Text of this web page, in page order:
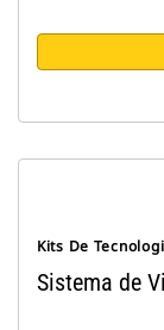
Kits De
Sistema de